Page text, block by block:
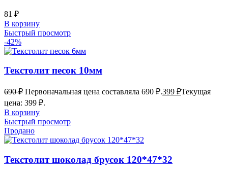
81 ₽
В корзину
Быстрый просмотр
-42%
Текстолит песок 10мм
690₽ Первоначальная цена составляла 690 ₽.399 ₽Текущая
цена: 399 ₽.
В корзину
Быстрый просмотр
Продано
Текстолит шоколад брусок 120*47*32